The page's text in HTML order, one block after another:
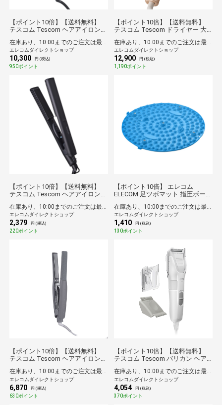
【ポイント10倍】【送料無料】
テスコム Tescom ヘアアイロン
オン 25mm 海外対応 温度調整/ロ
ック/メモリー機能 自動OFF 開閉
ロック Nobby by TESCOM ブラッ
ク
エレコムダイレクトショップ
10,300 円 (税込)
950ポイント
【ポイント10倍】【送料無料】
テスコム Tescom ドライヤー 大
冷モード うるおいケア ヘアドラ
イヤー ゴールド
エレコムダイレクトショップ
12,900 円 (税込)
1,190ポイント
【ポイント10倍】【送料無料】
テスコム Tescom ヘアアイロン
外対応 旅行用 ナノセラミックコ
ーティング 190℃ コンパクト 持ち
運び便利 ブラック
在庫あり、10:00までのご注文は最短即日発送
エレコムダイレクトショップ
2,379 円 (税込)
220ポイント
【ポイント10倍】 エレコム
ELECOM 足ツボマット 指圧ボード
指圧マット 滑り止め加工 ECLEAR
在庫あり、10:00までのご注文は最短即日発送
エレコムダイレクトショップ
1,410 円 (税込)
130ポイント
【ポイント10倍】【送料無料】
テスコム Tescom ヘアアイロン
オン 15mm 海外対応 温度調整/ロ
ック/メモリー機能 自動OFF 開閉
ロック Nobby by TESCOM スモー
キーグレー
在庫あり、10:00までのご注文は最短即日発送
エレコムダイレクトショップ
6,870 円 (税込)
630ポイント
【ポイント10倍】【送料無料】
テスコム Tescom バリカン ヘア
刃の水洗いOK 海外対応 交流式
1.8m ホワイト
在庫あり、10:00までのご注文は最短即日発送
エレコムダイレクトショップ
4,054 円 (税込)
370ポイント